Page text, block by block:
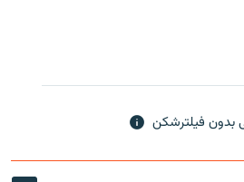
بدون فیلترشکن